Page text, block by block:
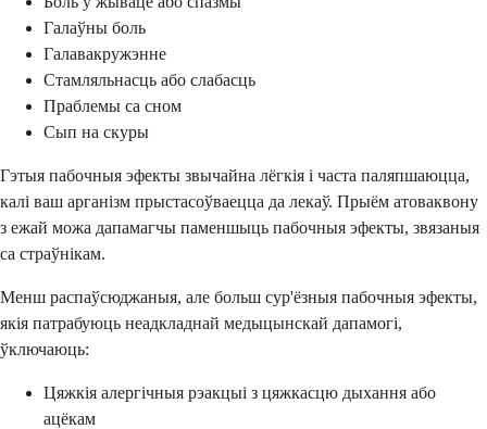
Галаўны боль
Галавакружэнне
Стамляльнасць або слабасць
Праблемы са сном
Сып на скуры
Гэтыя пабочныя эфекты звычайна лёгкія і часта паляпшаюцца,
калі ваш арганізм прыстасоўваецца да лекаў. Прыём атоваквону
з ежай можа дапамагчы паменшыць пабочныя эфекты, звязаныя
са страўнікам.
Менш распаўсюджаныя, але больш сур'ёзныя пабочныя эфекты,
якія патрабуюць неадкладнай медыцынскай дапамогі,
ўключаюць:
Цяжкія алергічныя рэакцыі з цяжкасцю дыхання або
ацёкам